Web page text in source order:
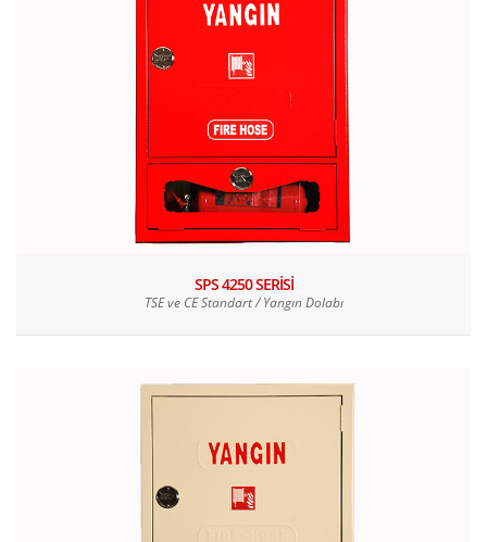
SPS 4250 SERİSİ
TSE ve CE Standart / Yangın Dolabı